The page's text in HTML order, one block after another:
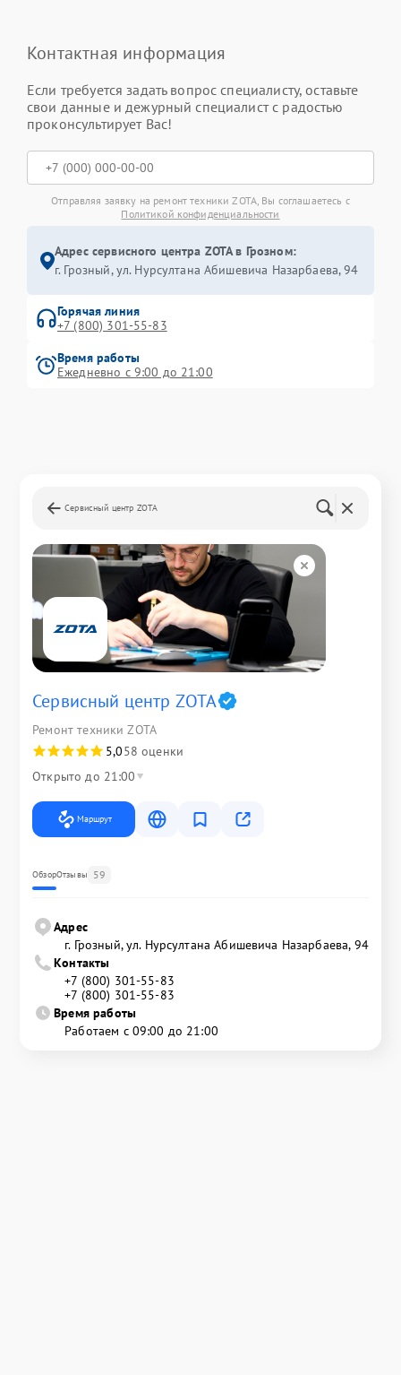
Контактная информация
Если требуется задать вопрос специалисту, оставьте
свои данные и дежурный специалист с радостью
проконсультирует Вас!
Отправляя заявку на ремонт техники ZOTA, Вы соглашаетесь с
Политикой конфиденциальности
Адрес сервисного центра ZOTA в Грозном:
г. Грозный, ул. Нурсултана Абишевича Назарбаева, 94
Горячая линия
+7 (800) 301-55-83
Время работы
Ежедневно с 9:00 до 21:00
Сервисный центр ZOTA
Сервисный центр ZOTA
Ремонт техники ZOTA
5,058 оценки
Открыто до 21:00
Маршрут
ОбзорОтзывы 59
Адрес
г. Грозный, ул. Нурсултана Абишевича Назарбаева, 94
Контакты
+7 (800) 301-55-83
+7 (800) 301-55-83
Время работы
Работаем с 09:00 до 21:00